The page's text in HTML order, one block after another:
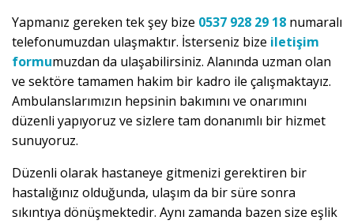
Yapmanız gereken tek şey bize 0537 928 29 18 numaralı
telefonumuzdan ulaşmaktır. İsterseniz bize iletişim
formumuzdan da ulaşabilirsiniz. Alanında uzman olan
ve sektöre tamamen hakim bir kadro ile çalışmaktayız.
Ambulanslarımızın hepsinin bakımını ve onarımını
düzenli yapıyoruz ve sizlere tam donanımlı bir hizmet
sunuyoruz.
Düzenli olarak hastaneye gitmenizi gerektiren bir
hastalığınız olduğunda, ulaşım da bir süre sonra
sıkıntıya dönüşmektedir. Aynı zamanda bazen size eşlik